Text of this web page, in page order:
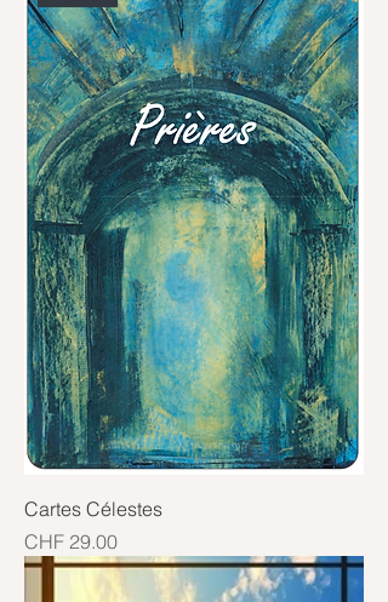
Cartes Célestes
Price
CHF 29.00